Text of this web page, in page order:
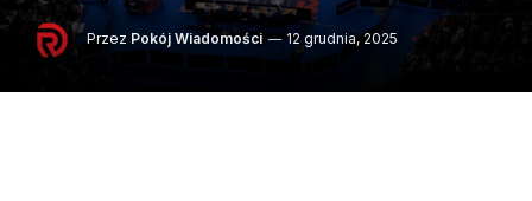
Przez Pokój Wiadomości 12 grudnia, 2025